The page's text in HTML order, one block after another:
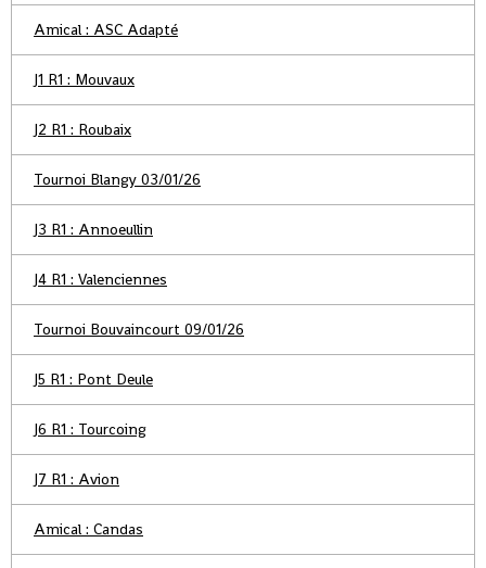
Amical : ASC Adapté
J1 R1 : Mouvaux
J2 R1 : Roubaix
Tournoi Blangy 03/01/26
J3 R1 : Annoeullin
J4 R1 : Valenciennes
Tournoi Bouvaincourt 09/01/26
J5 R1 : Pont Deule
J6 R1 : Tourcoing
J7 R1 : Avion
Amical : Candas